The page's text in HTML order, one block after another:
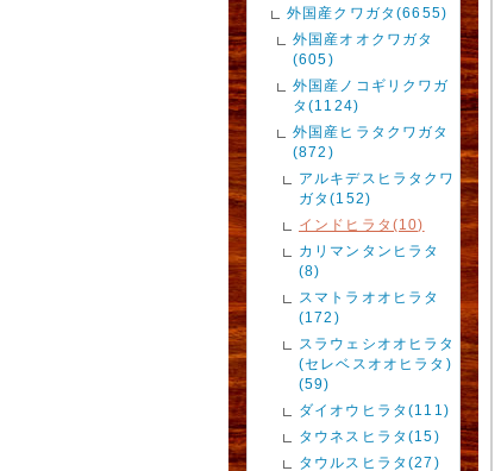
外国産クワガタ(6655)
外国産オオクワガタ
(605)
外国産ノコギリクワガ
タ(1124)
外国産ヒラタクワガタ
(872)
アルキデスヒラタクワ
ガタ(152)
インドヒラタ(10)
カリマンタンヒラタ
(8)
スマトラオオヒラタ
(172)
スラウェシオオヒラタ
(セレベスオオヒラタ)
(59)
ダイオウヒラタ(111)
タウネスヒラタ(15)
タウルスヒラタ(27)